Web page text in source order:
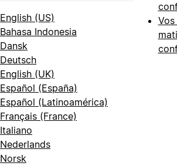
English (US)
Bahasa Indonesia
Dansk
Deutsch
English (UK)
Español (España)
Español (Latinoamérica)
Français (France)
Italiano
Nederlands
Norsk